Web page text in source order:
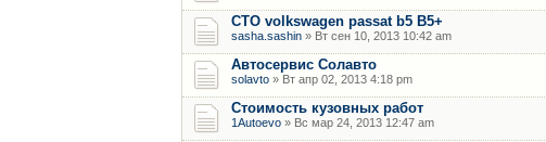
СТО volkswagen passat b5 B5+
sasha.sashin » Вт сен 10, 2013 10:42 am
Автосервис Солавто
solavto » Вт апр 02, 2013 4:18 pm
Стоимость кузовных работ
1Autoevo » Вс мар 24, 2013 12:47 am